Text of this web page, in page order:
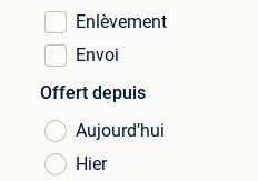
Enlèvement
Envoi
Offert depuis
Aujourd’hui
Hier